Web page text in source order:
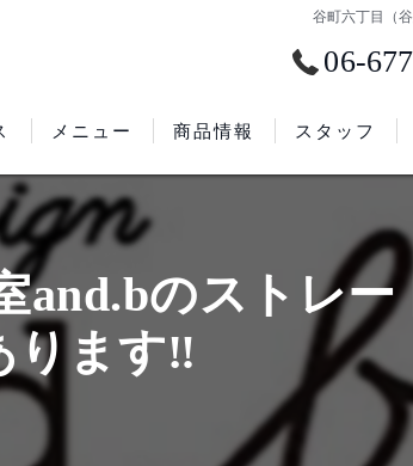
谷町六丁目（
06-
and.bの口コミ情報
and.bの評判
and.bのお客様の声
メニュー 商品情報 スタッフ
and.bのストレ
ります‼